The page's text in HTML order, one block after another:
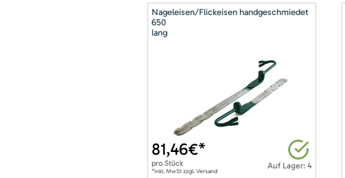
Nageleisen/Flickeisen handgeschmiedet
650
lang
Auf Lager: 4
81,46€*
pro Stück
*inkl. MwSt zzgl. Versand